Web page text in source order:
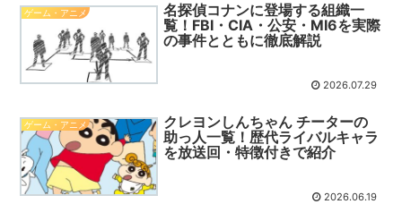
ゲーム・アニメ
名探偵コナンに登場する組織一
覧！FBI・CIA・公安・MI6を実際
の事件とともに徹底解説
2026.07.29
ゲーム・アニメ
クレヨンしんちゃん チーターの
助っ人一覧！歴代ライバルキャラ
を放送回・特徴付きで紹介
2026.06.19